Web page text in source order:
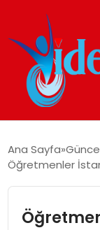
GÜNDEM
EKONOMI
Ana Sayfa
Öğretmenler